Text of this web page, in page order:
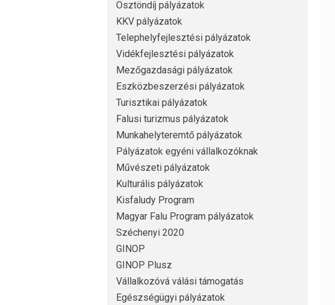
Ösztöndíj pályázatok
KKV pályázatok
Telephelyfejlesztési pályázatok
Vidékfejlesztési pályázatok
Mezőgazdasági pályázatok
Eszközbeszerzési pályázatok
Turisztikai pályázatok
Falusi turizmus pályázatok
Munkahelyteremtő pályázatok
Pályázatok egyéni vállalkozóknak
Művészeti pályázatok
Kulturális pályázatok
Kisfaludy Program
Magyar Falu Program pályázatok
Széchenyi 2020
GINOP
GINOP Plusz
Vállalkozóvá válási támogatás
Egészségügyi pályázatok